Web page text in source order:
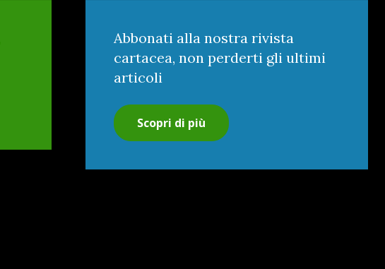
Abbonati alla nostra rivista
cartacea, non perderti gli ultimi
articoli
Scopri di più